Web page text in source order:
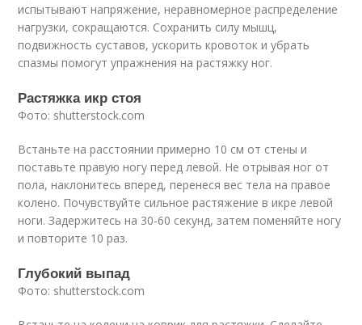
испытывают напряжение, неравномерное распределение
нагрузки, сокращаются. Сохранить силу мышц,
подвижность суставов, ускорить кровоток и убрать
спазмы помогут упражнения на растяжку ног.
Растяжка икр стоя
Фото: shutterstock.com
Встаньте на расстоянии примерно 10 см от стены и
поставьте правую ногу перед левой. Не отрывая ног от
пола, наклонитесь вперед, перенеся вес тела на правое
колено. Почувствуйте сильное растяжение в икре левой
ноги. Задержитесь на 30-60 секунд, затем поменяйте ногу
и повторите 10 раз.
Глубокий выпад
Фото: shutterstock.com